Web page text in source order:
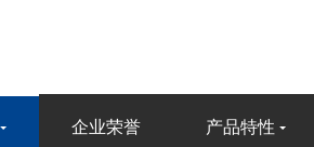
企业荣誉 产品特性